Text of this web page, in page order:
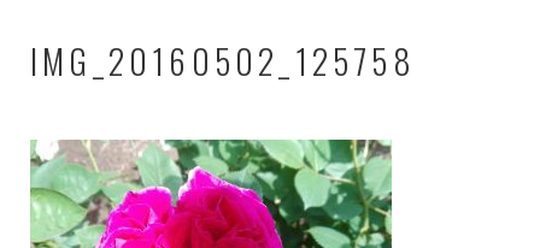
IMG_20160502_125758